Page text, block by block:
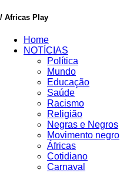
/ Africas Play
Home
NOTÍCIAS
Política
Mundo
Educação
Saúde
Racismo
Religião
Negras e Negros
Movimento negro
Áfricas
Cotidiano
Carnaval